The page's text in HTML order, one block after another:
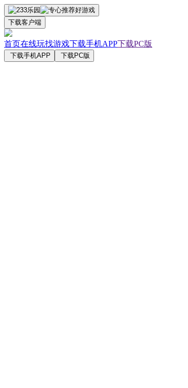
下载客户端
首页在线玩找游戏下载手机APP下载PC版
下载手机APP 下载PC版